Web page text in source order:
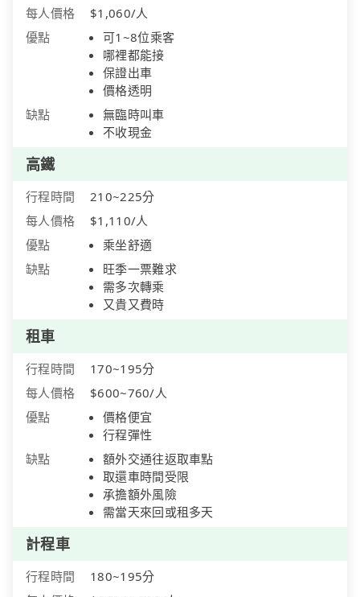
每人價格
$1,060/人
優點
可1~8位乘客
哪裡都能接
保證出車
價格透明
缺點
無臨時叫車
不收現金
高鐵
行程時間
210~225分
每人價格
$1,110/人
優點
乘坐舒適
缺點
旺季一票難求
需多次轉乘
又貴又費時
租車
行程時間
170~195分
每人價格
$600~760/人
優點
價格便宜
行程彈性
缺點
額外交通往返取車點
取還車時間受限
承擔額外風險
需當天來回或租多天
計程車
行程時間
180~195分